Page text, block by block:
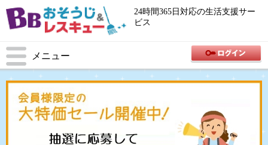
24時間365日対応の生活支援サー
ビス
メニュー